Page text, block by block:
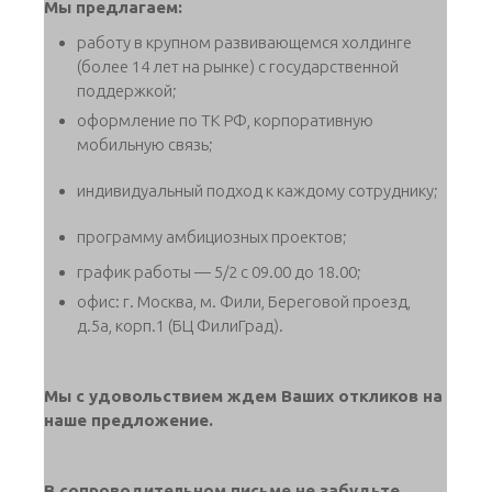
Мы предлагаем:
работу в крупном развивающемся холдинге
(более 14 лет на рынке) с государственной
поддержкой;
оформление по ТК РФ, корпоративную
мобильную связь;
индивидуальный подход к каждому сотруднику;
программу амбициозных проектов;
график работы — 5/2 с 09.00 до 18.00;
офис: г. Москва, м. Фили, Береговой проезд,
д.5а, корп.1 (БЦ ФилиГрад).
Мы с удовольствием ждем Ваших откликов на
наше предложение.